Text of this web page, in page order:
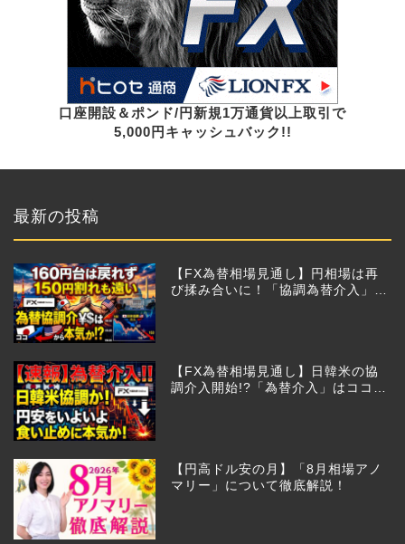
口座開設＆ポンド/円新規1万通貨以上取引で
5,000円キャッシュバック!!
最新の投稿
【FX為替相場見通し】円相場は再
び揉み合いに！「協調為替介入」再
【FX為替相場見通し】日韓米の協
調介入開始!?「為替介入」はココか
【円高ドル安の月】「8月相場アノ
マリー」について徹底解説！